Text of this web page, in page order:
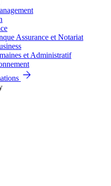
Assurance et Notariat
et Administratif